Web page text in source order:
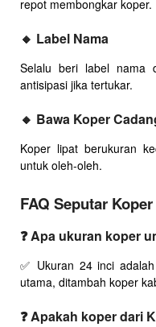
repot membongkar koper.
🔸 Label Nama
Selalu beri label nama
antisipasi jika tertukar.
🔸 Bawa Koper
Koper lipat berukuran
untuk oleh-oleh.
FAQ Seputar
❓ Apa ukuran koper
✅ Ukuran 24 inci
utama, ditambah koper
❓ Apakah koper dari